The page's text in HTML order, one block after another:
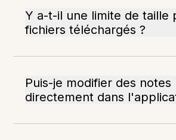
Y a-t-il une limite de taille
fichiers téléchargés ?
Puis-je modifier des notes
directement dans